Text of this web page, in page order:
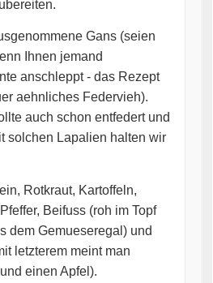
Gans (seien
Ihnen jemand
anschleppt - das Rezept
aehnliches Federvieh).
auch schon entfedert und
solchen Lapalien halten wir
Rotkraut, Kartoffeln,
Beifuss (roh im Topf
dem Gemueseregal) und
letzterem meint man
einen Apfel).